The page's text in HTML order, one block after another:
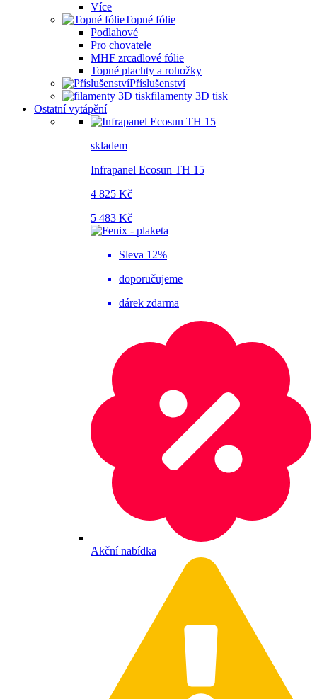
Více
Topné fólie
Podlahové
Pro chovatele
MHF zrcadlové fólie
Topné plachty a rohožky
Příslušenství
filamenty 3D tisk
Ostatní vytápění
skladem
Infrapanel Ecosun TH 15
4 825 Kč
5 483 Kč
Sleva 12%
doporučujeme
dárek zdarma
Akční nabídka